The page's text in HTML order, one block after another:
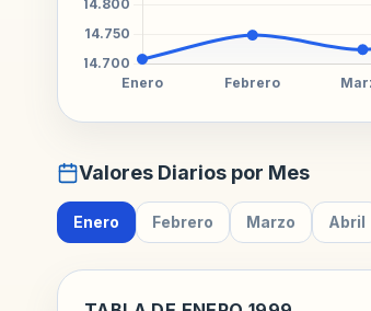
Valores Diarios por Mes
Enero Febrero Marzo Abril